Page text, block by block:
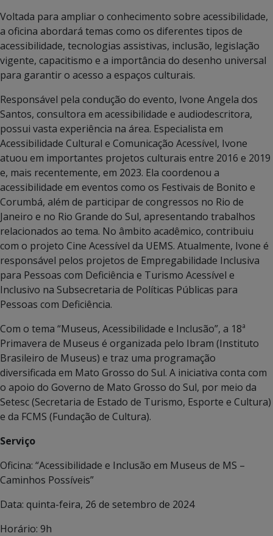
Voltada para ampliar o conhecimento sobre acessibilidade,
a oficina abordará temas como os diferentes tipos de
acessibilidade, tecnologias assistivas, inclusão, legislação
vigente, capacitismo e a importância do desenho universal
para garantir o acesso a espaços culturais.
Responsável pela condução do evento, Ivone Angela dos
Santos, consultora em acessibilidade e audiodescritora,
possui vasta experiência na área. Especialista em
Acessibilidade Cultural e Comunicação Acessível, Ivone
atuou em importantes projetos culturais entre 2016 e 2019
e, mais recentemente, em 2023. Ela coordenou a
acessibilidade em eventos como os Festivais de Bonito e
Corumbá, além de participar de congressos no Rio de
Janeiro e no Rio Grande do Sul, apresentando trabalhos
relacionados ao tema. No âmbito acadêmico, contribuiu
com o projeto Cine Acessível da UEMS. Atualmente, Ivone é
responsável pelos projetos de Empregabilidade Inclusiva
para Pessoas com Deficiência e Turismo Acessível e
Inclusivo na Subsecretaria de Políticas Públicas para
Pessoas com Deficiência.
Com o tema “Museus, Acessibilidade e Inclusão”, a 18ª
Primavera de Museus é organizada pelo Ibram (Instituto
Brasileiro de Museus) e traz uma programação
diversificada em Mato Grosso do Sul. A iniciativa conta com
o apoio do Governo de Mato Grosso do Sul, por meio da
Setesc (Secretaria de Estado de Turismo, Esporte e Cultura)
e da FCMS (Fundação de Cultura).
Serviço
Oficina: “Acessibilidade e Inclusão em Museus de MS –
Caminhos Possíveis”
Data: quinta-feira, 26 de setembro de 2024
Horário: 9h